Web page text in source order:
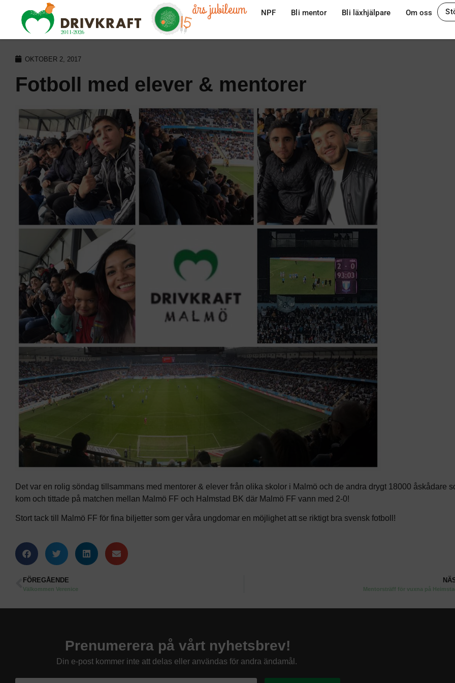
års jubileum NPF Bli mentor Bli läxhjälpare Om oss
OKTOBER 2, 2017
Fotboll med elever & mentorer
Det var en rolig söndag tillsammans med mentorer & elever från olika skolor i Malmö och de andra drygt 18000 åskådare
kom och tittade på matchen mellan Malmö FF och Halmstad BK där Malmö FF vann med 2-0!
Stort tack till Malmö FF för fina biljetter som ger våra ungdomar en möjlighet att se riktigt bra svensk fotboll!
FÖREGÅENDE
Välkommen Verenice Mentorsträff för vuxna på
Prenumerera på vårt nyhetsbrev!
Din e-post kommer inte att delas eller användas för andra ändamål.